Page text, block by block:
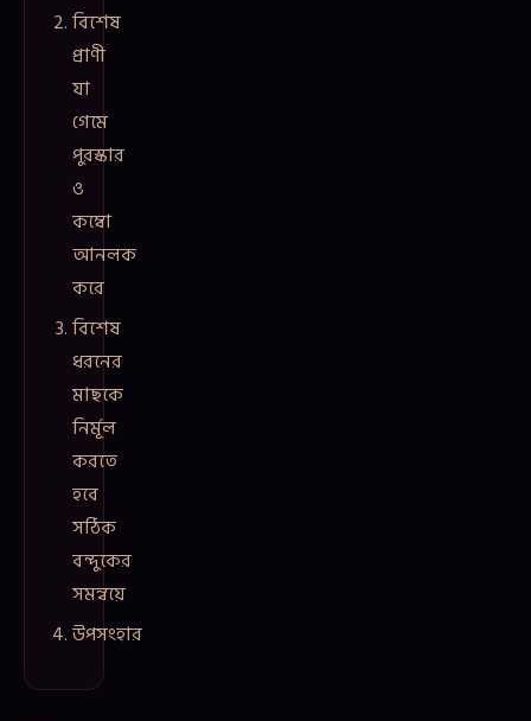
বিশেষ
প্রাণী
যা
গেমে
পুরস্কার
ও
কম্বো
আনলক
করে
বিশেষ
ধরনের
মাছকে
নির্মূল
করতে
হবে
সঠিক
বন্দুকের
সমন্বয়ে
উপসংহার